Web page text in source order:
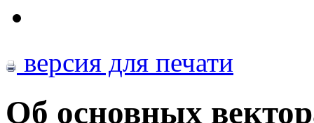
версия для печати
Об основных